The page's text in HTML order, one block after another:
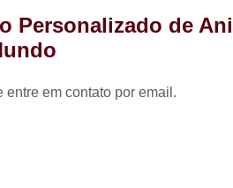
Personalizado de
entre em contato por email.